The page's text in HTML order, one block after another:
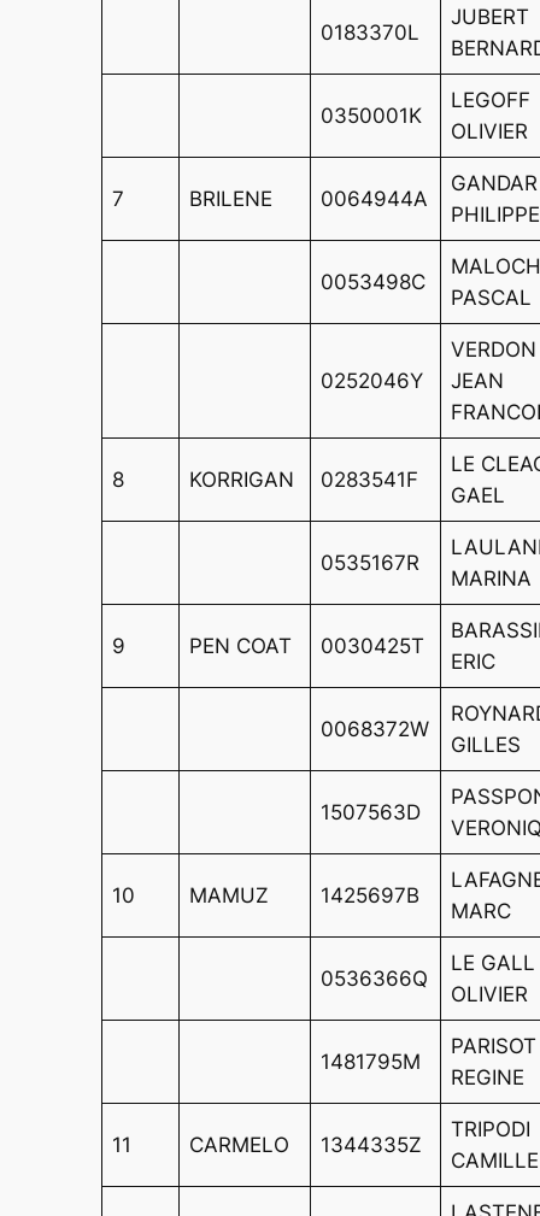
0183370L
JUBERT
0350001K
LEGOFF
OLIVIER
7 BRILENE 0064944A
GANDAR
PHILIPPE
0053498C
PASCAL
0252046Y
VERDON
JEAN
8 KORRIGAN 0283541F
LE
GAEL
0535167R
MARINA
9 PEN COAT 0030425T
ERIC
0068372W
GILLES
1507563D
10 MAMUZ 1425697B
MARC
0536366Q
LE GALL
OLIVIER
1481795M
PARISOT
REGINE
11 CARMELO 1344335Z
TRIPODI
CAMILLE